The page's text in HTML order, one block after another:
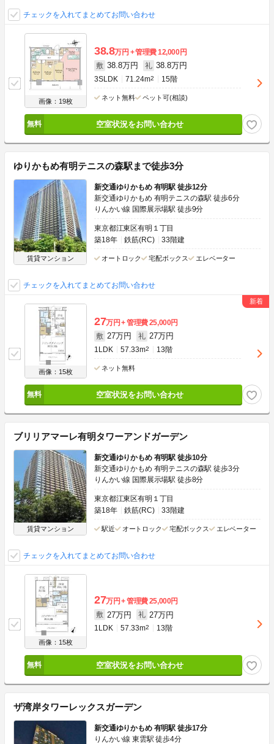
チェックを入れてまとめてお問い合わせ
画像：19枚
38.8万円 管理費12,000円
敷 38.8万円 礼 38.8万円
3SLDK 71.24m2 15階
ネット無料 ペット可(相談)
空室状況をお問い合わせ
ゆりかもめ有明テニスの森駅まで徒歩3分
賃貸マンション
新交通ゆりかもめ 有明駅 徒歩12分
新交通ゆりかもめ 有明テニスの森駅 徒歩6分
りんかい線 国際展示場駅 徒歩9分
東京都江東区有明１丁目
築18年
鉄筋(RC) 33階建
オートロック 宅配ボックス エレベーター
チェックを入れてまとめてお問い合わせ
画像：15枚
27万円 管理費25,000円
敷 27万円 礼 27万円
1LDK 57.33m2 13階
ネット無料
空室状況をお問い合わせ
ブリリアマーレ有明タワーアンドガーデン
賃貸マンション
新交通ゆりかもめ 有明駅 徒歩10分
新交通ゆりかもめ 有明テニスの森駅 徒歩3分
りんかい線 国際展示場駅 徒歩8分
東京都江東区有明１丁目
築18年
鉄筋(RC) 33階建
駅近 オートロック 宅配ボックス エレベーター
チェックを入れてまとめてお問い合わせ
画像：15枚
27万円 管理費25,000円
敷 27万円 礼 27万円
1LDK 57.33m2 13階
空室状況をお問い合わせ
ザ湾岸タワーレックスガーデン
新交通ゆりかもめ 有明駅 徒歩17分
りんかい線 東雲駅 徒歩4分